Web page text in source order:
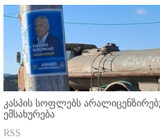
კასპის სოფლებს
ემსახურება
RSS